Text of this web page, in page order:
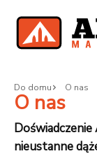
Do domu O nas
O nas
nieustanne